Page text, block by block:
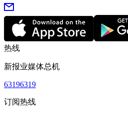
热线
新报业媒体总机
63196319
订阅热线